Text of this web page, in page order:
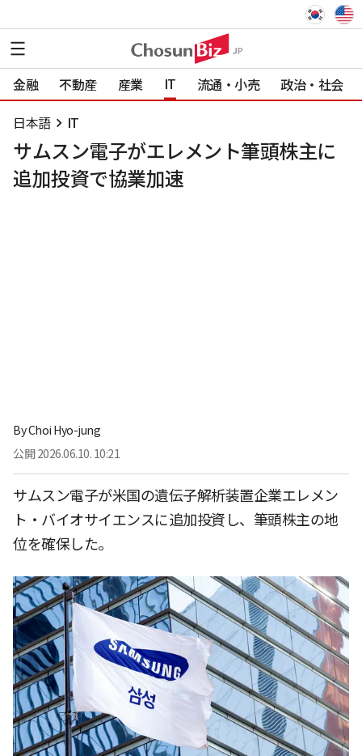
金融 不動産 産業 IT 流通・小売 政治・社会
日本語 IT
サムスン電子がエレメント筆頭株主に
追加投資で協業加速
ByChoi Hyo-jung
公開 2026.06.10. 10:21
サムスン電子が米国の遺伝子解析装置企業エレメン
ト・バイオサイエンスに追加投資し、筆頭株主の地
位を確保した。